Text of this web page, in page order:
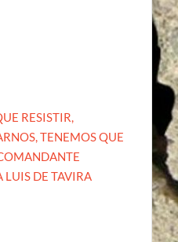
RESISTIR,
TENEMOS QUE
LUIS DE TAVIRA